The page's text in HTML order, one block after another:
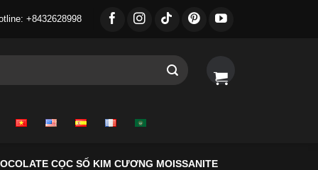
+8432628998
CỌC SỐ KIM CƯƠNG MOISSANITE